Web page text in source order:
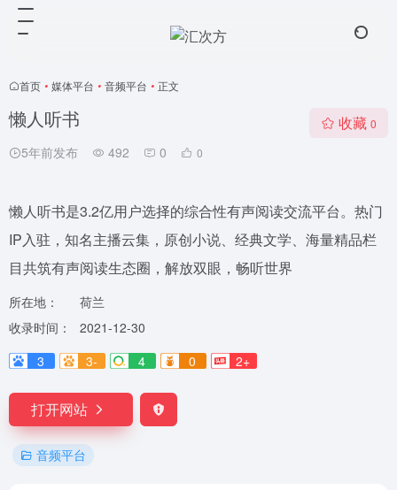
首页 • 媒体平台 • 音频平台 • 正文
懒人听书
5年前发布 492 0 0
收藏 0
懒人听书是3.2亿用户选择的综合性有声阅读交流平台。热门
IP入驻，知名主播云集，原创小说、经典文学、海量精品栏
目共筑有声阅读生态圈，解放双眼，畅听世界
所在地：
荷兰
收录时间：
2021-12-30
3
3- 4 0 2+
打开网站
音频平台